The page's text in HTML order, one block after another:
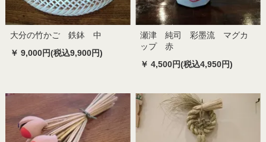
大分の竹かご 鉄鉢 中
￥ 9,000円(税込9,900円)
瀬津 純司 彩墨流 マグカ
ップ 赤
￥ 4,500円(税込4,950円)